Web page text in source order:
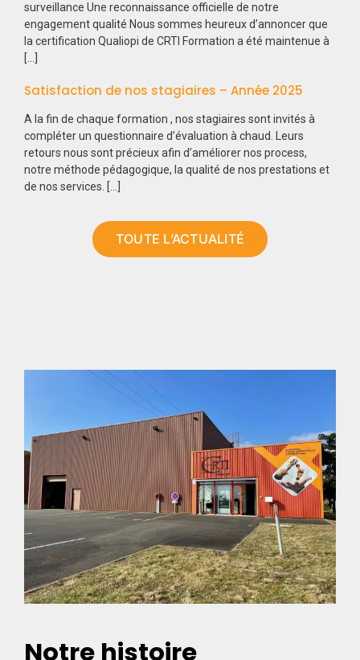
surveillance Une reconnaissance officielle de notre
engagement qualité Nous sommes heureux d’annoncer que
la certification Qualiopi de CRTI Formation a été maintenue à
[...]
Satisfaction de nos stagiaires – Année 2025
A la fin de chaque formation , nos stagiaires sont invités à
compléter un questionnaire d’évaluation à chaud. Leurs
retours nous sont précieux afin d’améliorer nos process,
notre méthode pédagogique, la qualité de nos prestations et
de nos services. [...]
TOUTE L’ACTUALITÉ
Notre histoire